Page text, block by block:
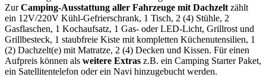
ZurCamping-Ausstattung aller Fahrzeuge mit Dachzelt zählt
ein 12V/220V Kühl-Gefrierschrank, 1 Tisch, 2 (4) Stühle, 2
Gasflaschen, 1 Kochaufsatz, 1 Gas- oder LED-Licht, Grillrost und
Grillbesteck, 1 staubfreie Kiste mit kompletten Küchenutensilien, 1
(2) Dachzelt(e) mit Matratze, 2 (4) Decken und Kissen. Für einen
Aufpreis können als weitere Extras z.B. ein Camping Starter Paket,
ein Satellitentelefon oder ein Navi hinzugebucht werden.